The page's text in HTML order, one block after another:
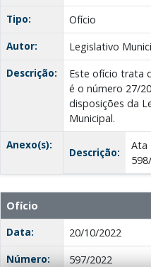
Tipo:
Ofício
Autor:
Legislativo
Descrição:
Este ofício trata
é o número 27/
disposições da
Municipal.
Anexo(s):
Descrição:
Ata
Ofício
Data:
20/10/2022
Número:
597/2022